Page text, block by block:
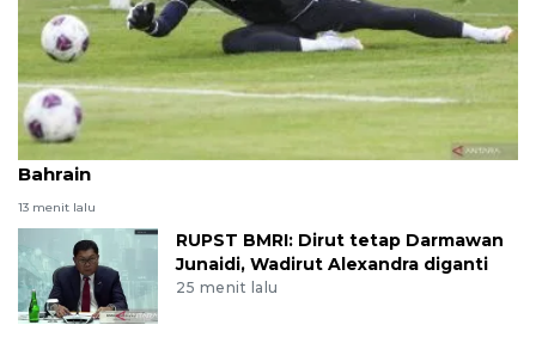
Lima pemain Indonesia yang dicoret melawan
Bahrain
13 menit lalu
RUPST BMRI: Dirut tetap Darmawan
Junaidi, Wadirut Alexandra diganti
25 menit lalu